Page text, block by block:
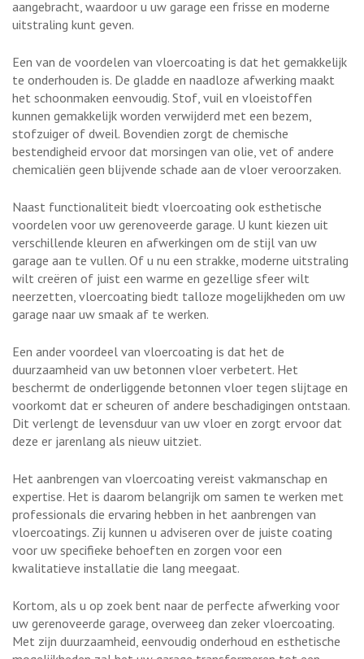
aangebracht, waardoor u uw garage een frisse en moderne
uitstraling kunt geven.
Een van de voordelen van vloercoating is dat het gemakkelijk
te onderhouden is. De gladde en naadloze afwerking maakt
het schoonmaken eenvoudig. Stof, vuil en vloeistoffen
kunnen gemakkelijk worden verwijderd met een bezem,
stofzuiger of dweil. Bovendien zorgt de chemische
bestendigheid ervoor dat morsingen van olie, vet of andere
chemicaliën geen blijvende schade aan de vloer veroorzaken.
Naast functionaliteit biedt vloercoating ook esthetische
voordelen voor uw gerenoveerde garage. U kunt kiezen uit
verschillende kleuren en afwerkingen om de stijl van uw
garage aan te vullen. Of u nu een strakke, moderne uitstraling
wilt creëren of juist een warme en gezellige sfeer wilt
neerzetten, vloercoating biedt talloze mogelijkheden om uw
garage naar uw smaak af te werken.
Een ander voordeel van vloercoating is dat het de
duurzaamheid van uw betonnen vloer verbetert. Het
beschermt de onderliggende betonnen vloer tegen slijtage en
voorkomt dat er scheuren of andere beschadigingen ontstaan.
Dit verlengt de levensduur van uw vloer en zorgt ervoor dat
deze er jarenlang als nieuw uitziet.
Het aanbrengen van vloercoating vereist vakmanschap en
expertise. Het is daarom belangrijk om samen te werken met
professionals die ervaring hebben in het aanbrengen van
vloercoatings. Zij kunnen u adviseren over de juiste coating
voor uw specifieke behoeften en zorgen voor een
kwalitatieve installatie die lang meegaat.
Kortom, als u op zoek bent naar de perfecte afwerking voor
uw gerenoveerde garage, overweeg dan zeker vloercoating.
Met zijn duurzaamheid, eenvoudig onderhoud en esthetische